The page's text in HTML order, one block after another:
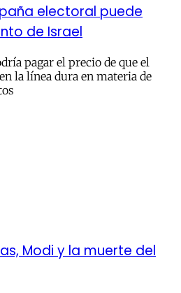
electoral puede
de Israel
pagar el precio de que el
la línea dura en materia de
Modi y la muerte del